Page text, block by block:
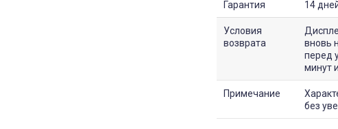
Гарантия 14
Условия
возврата
вновь
перед
минут
Примечание
без